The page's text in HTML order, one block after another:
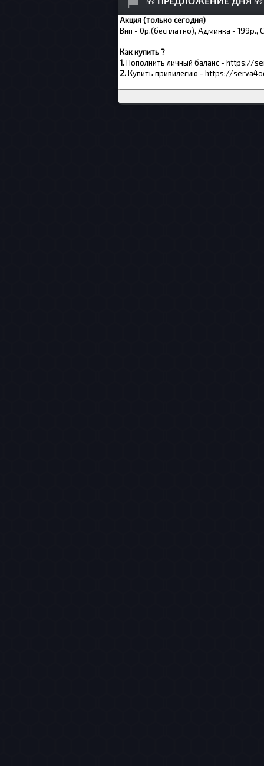
Акция (только сегодня)
Вип - 0р.(бесплатно), Админка - 199р.,
Как купить ?
1.Пополнить личный баланс - https://
2.Купить привилегию - https://